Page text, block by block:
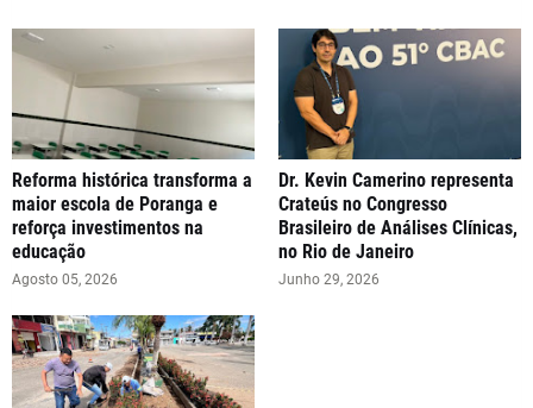
Reforma histórica transforma a
maior escola de Poranga e
reforça investimentos na
educação
Agosto 05, 2026
Dr. Kevin Camerino representa
Crateús no Congresso
Brasileiro de Análises Clínicas,
no Rio de Janeiro
Junho 29, 2026